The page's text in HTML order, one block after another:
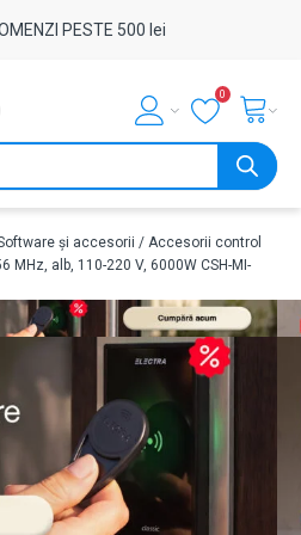
PESTE 500 lei
0
și accesorii / Accesorii control
MHz, alb, 110-220 V, 6000W CSH-MI-